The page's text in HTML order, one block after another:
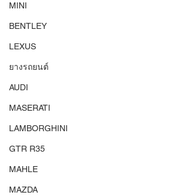
MINI
BENTLEY
LEXUS
ยางรถยนต์
AUDI
MASERATI
LAMBORGHINI
GTR R35
MAHLE
MAZDA